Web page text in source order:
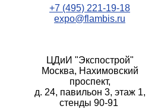
+7 (495) 221-19-18
expo@flambis.ru
ЦДиИ "Экспострой"
Москва, Нахимовский
проспект,
д. 24, павильон 3, этаж 1,
стенды 90-91